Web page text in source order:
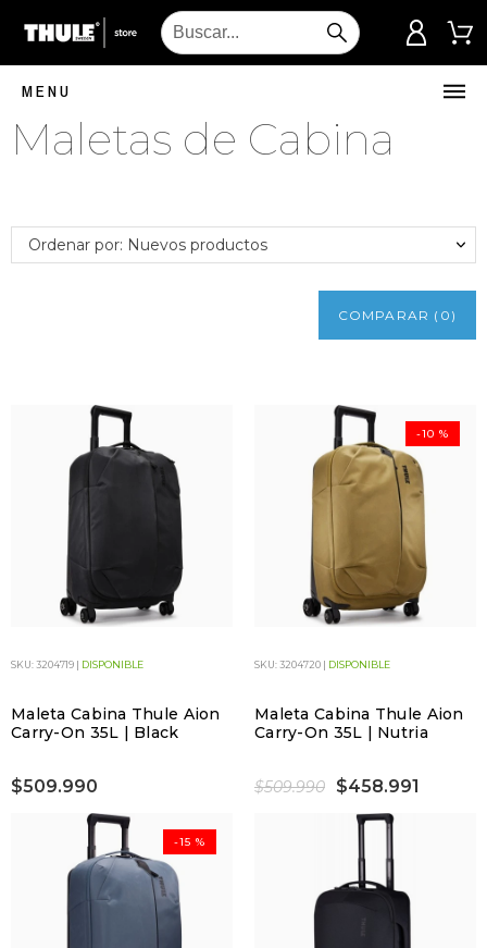
MENU
Maletas de Cabina
Ordenar por: Nuevos productos
COMPARAR ( 0 )
SKU: 3204719 | DISPONIBLE
Maleta Cabina Thule Aion
Carry-On 35L | Black
$509.990
SKU: 3204720 | DISPONIBLE
Maleta Cabina Thule Aion
Carry-On 35L | Nutria
$509.990 $458.991
-10 %
-15 %